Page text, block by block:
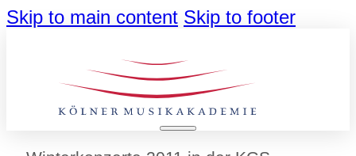
Skip to main content Skip to footer